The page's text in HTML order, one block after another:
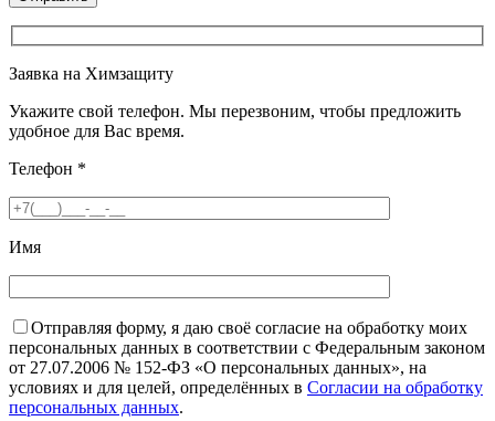
Заявка на Химзащиту
Укажите свой телефон. Мы перезвоним, чтобы предложить
удобное для Вас время.
Телефон *
Имя
Отправляя форму, я даю своё согласие на обработку моих
персональных данных в соответствии с Федеральным законом
от 27.07.2006 № 152-ФЗ «О персональных данных», на
условиях и для целей, определённых в Согласии на обработку
персональных данных.